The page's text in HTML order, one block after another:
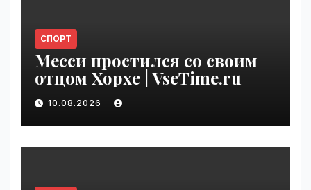
СПОРТ
Месси простился со своим
отцом Хорхе | VseTime.ru
10.08.2026